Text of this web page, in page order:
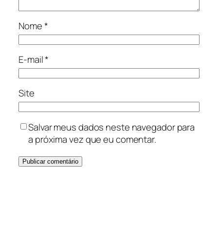
Nome*
E-mail*
Site
Salvar meus dados neste navegador para
a próxima vez que eu comentar.